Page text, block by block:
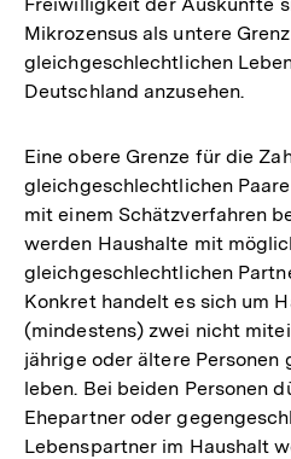
Mikrozensus als untere
gleichgeschlechtlichen
Deutschland anzusehen.
Eine obere Grenze für die
gleichgeschlechtlichen
mit einem Schätzverfahren
werden Haushalte mit
gleichgeschlechtlichen
Konkret handelt es sich um
(mindestens) zwei nicht
jährige oder ältere Personen
leben. Bei beiden Personen
Ehepartner oder
Lebenspartner im Haushalt